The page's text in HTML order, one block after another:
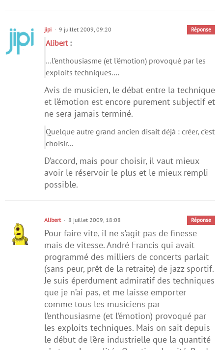
jipi 9 juillet 2009, 09:20 Réponse
Alibert:
…l’enthousiasme (et l’émotion) provoqué par les
exploits techniques.…
Avis de musicien, le débat entre la technique
et l’émotion est encore purement subjectif et
ne sera jamais terminé.
Quelque autre grand ancien disait déjà : créer, c’est
choisir…
D’accord, mais pour choisir, il vaut mieux
avoir le réservoir le plus et le mieux rempli
possible.
Alibert 8 juillet 2009, 18:08 Réponse
Pour faire vite, il ne s’agit pas de finesse
mais de vitesse. André Francis qui avait
programmé des milliers de concerts parlait
(sans peur, prêt de la retraite) de jazz sportif.
Je suis éperdument admiratif des techniques
que je n’ai pas, et me laisse emporter
comme tous les musiciens par
l’enthousiasme (et l’émotion) provoqué par
les exploits techniques. Mais on sait depuis
le début de l’ère industrielle que la quantité